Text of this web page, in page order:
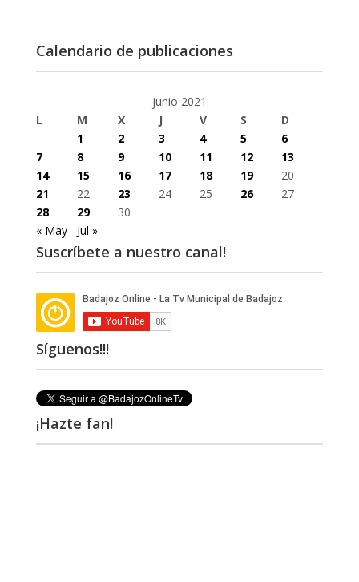
Calendario de publicaciones
junio 2021
L
M X J V S
D
1
2 3 4 5
6
7
8 9 10 11 12
13
14
15 16 17 18 19
20
21
22 23 24 25 26
27
28
29
30
« May
Jul »
Suscríbete a nuestro canal!
Síguenos!!!
¡Hazte fan!